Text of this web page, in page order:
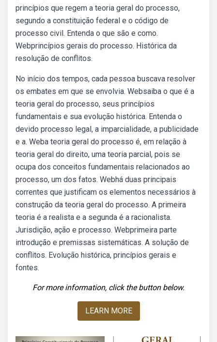
princípios que regem a teoria geral do processo,
segundo a constituição federal e o código de
processo civil. Entenda o que são e como.
Webprincípios gerais do processo. Histórica da
resolução de conflitos.
No início dos tempos, cada pessoa buscava resolver
os embates em que se envolvia. Websaiba o que é a
teoria geral do processo, seus princípios
fundamentais e sua evolução histórica. Entenda o
devido processo legal, a imparcialidade, a publicidade
e a. Weba teoria geral do processo é, em relação à
teoria geral do direito, uma teoria parcial, pois se
ocupa dos conceitos fundamentais relacionados ao
processo, um dos fatos. Webhá duas principais
correntes que justificam os elementos necessários à
construção da teoria geral do processo. A primeira
teoria é a realista e a segunda é a racionalista.
Jurisdição, ação e processo. Webprimeira parte
introdução e premissas sistemáticas. A solução de
conflitos. Evolução histórica, princípios gerais e
fontes.
For more information, click the button below.
LEARN MORE